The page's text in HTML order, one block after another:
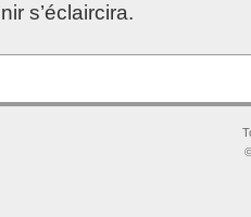
s’éclaircira.